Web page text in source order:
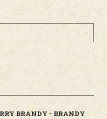
kosztów
BRANDY - BRANDY